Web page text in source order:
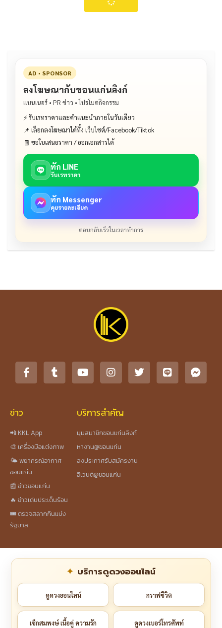
AD • SPONSOR
ลงโฆษณากับขอนแก่นลิงก์
แบนเนอร์ • PR ข่าว • โปรโมตกิจกรรม
⚡ รับเรทราคาและคำแนะนำภายในวันเดียว
📌 เลือกลงโฆษณาได้ทั้ง เว็บไซต์/Facebook/Tiktok
🧾 ขอใบเสนอราคา / ออกเอกสารได้
ทัก LINE
รับเรทราคา
ทัก Messenger
คุยรายละเอียด
ตอบกลับเร็วในเวลาทำการ
ข่าว
📲 KKL App
🎨 เครื่องมือแต่งภาพ
🌤️ พยากรณ์อากาศ
ขอนแก่น
📰 ข่าวขอนแก่น
🔥 ข่าวเด่นประเด็นร้อน
🎟️ ตรวจสลากกินแบ่ง
รัฐบาล
บริการสำคัญ
มุมสมาชิกขอนแก่นลิงก์
หางาน@ขอนแก่น
ลงประกาศรับสมัครงาน
อีเวนต์@ขอนแก่น
บริการดูดวงออนไลน์
ดูดวงออนไลน์ กราฟชีวิต
เช็กสมพงษ์ เนื้อคู่ ความรัก ดูดวงเบอร์โทรศัพท์